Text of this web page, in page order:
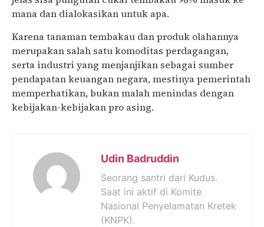
mana dan dialokasikan untuk apa.
Karena tanaman tembakau dan produk olahannya
merupakan salah satu komoditas perdagangan,
serta industri yang menjanjikan sebagai sumber
pendapatan keuangan negara, mestinya pemerintah
memperhatikan, bukan malah menindas dengan
kebijakan-kebijakan pro asing.
Udin Badruddin
Seorang santri dari Kudus.
Saat ini aktif di Komite
Nasional Penyelamatan Kretek
(KNPK).